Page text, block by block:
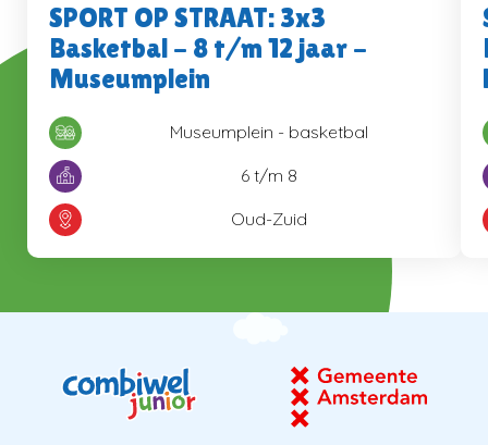
SPORT OP STRAAT: 3x3
Basketbal - 8 t/m 12 jaar -
Museumplein
Museumplein - basketbal
6 t/m 8
Oud-Zuid